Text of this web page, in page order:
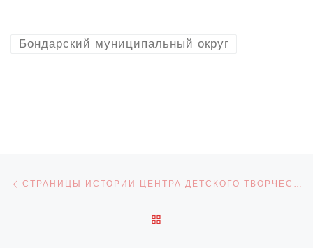
Бондарский муниципальный округ
Навигация по записям СТРАНИЦЫ ИСТОРИИ ЦЕНТРА ДЕТСКОГО ТВОРЧЕСТВА